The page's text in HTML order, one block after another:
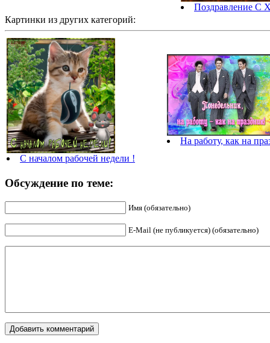
Поздравление С
Картинки из других категорий:
С началом рабочей недели !
На работу, как на
Обсуждение по теме:
Имя (обязательно)
E-Mail (не публикуется) (обязательно)